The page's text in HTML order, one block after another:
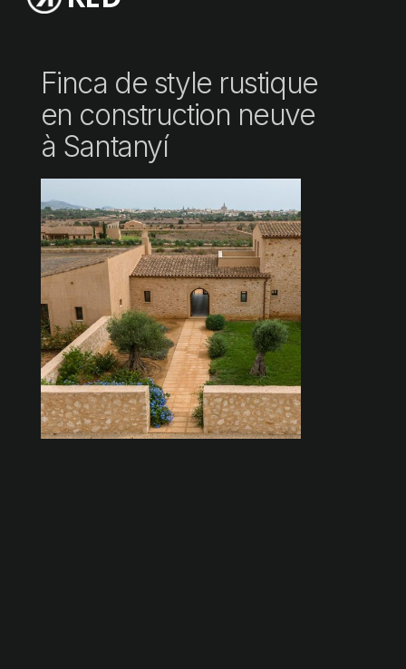
Finca de style rustique
en construction neuve
à Santanyí